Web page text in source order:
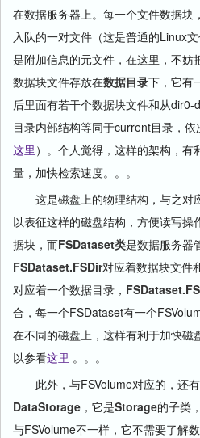
在数据服务器上。每一个文件数据块
入队的一对文件（这是普通的Linux
是附加信息的元文件，在这里，不妨
数据块文件存放在数据目录下，它有
后里面有若干个数据块文件和从
目录内部结构等同于current目录，
这里 ）。个人觉得，这样的架构，有
量，加快检索速度。。。
这是磁盘上的物理结构，与之对
以表征这样的磁盘结构，方便读写操
据块，而FSDataset类是数据服务器
FSDataset.FSDir对应着数据块文件
对应着一个数据目录，
合，每一个FSDataset有一个
在不同的磁盘上，这样有利于加快磁
以参看这里 。。。
此外，与FSVolume对应的，还有
DataStorage ，它是Storage的子类
与FSVolume不一样，它不需要了解